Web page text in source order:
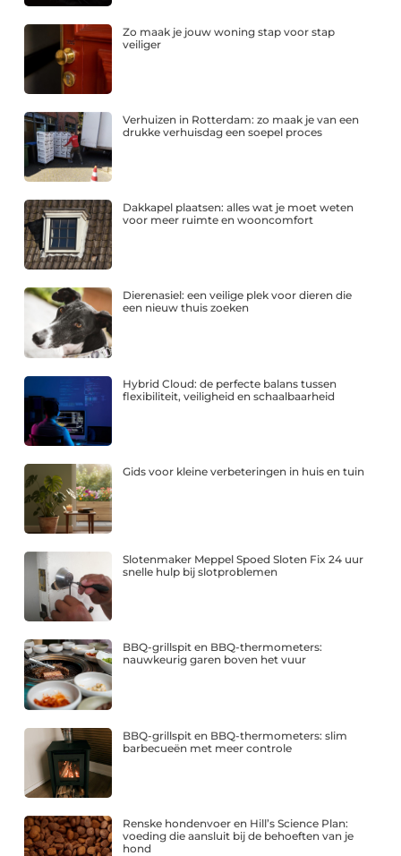
Zo maak je jouw woning stap voor stap
veiliger
Verhuizen in Rotterdam: zo maak je van een
drukke verhuisdag een soepel proces
Dakkapel plaatsen: alles wat je moet weten
voor meer ruimte en wooncomfort
Dierenasiel: een veilige plek voor dieren die
een nieuw thuis zoeken
Hybrid Cloud: de perfecte balans tussen
flexibiliteit, veiligheid en schaalbaarheid
Gids voor kleine verbeteringen in huis en tuin
Slotenmaker Meppel Spoed Sloten Fix 24 uur
snelle hulp bij slotproblemen
BBQ-grillspit en BBQ-thermometers:
nauwkeurig garen boven het vuur
BBQ-grillspit en BBQ-thermometers: slim
barbecueën met meer controle
Renske hondenvoer en Hill’s Science Plan:
voeding die aansluit bij de behoeften van je
hond